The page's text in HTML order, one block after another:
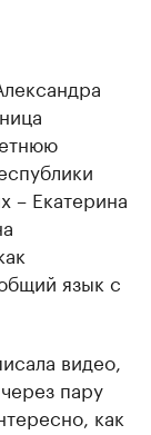
– Екатерина
язык с
видео,
пару
как